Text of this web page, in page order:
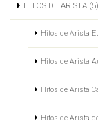
HITOS DE ARISTA (5)
Hitos de Arista
Hitos de Arista
Hitos de Arista
Hitos de Arista